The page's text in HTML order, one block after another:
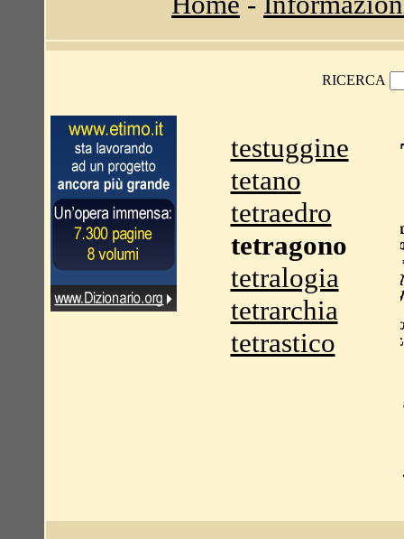
RICERCA
testuggine
tetano
tetraedro
tetragono
tetralogia
tetrarchia
tetrastico